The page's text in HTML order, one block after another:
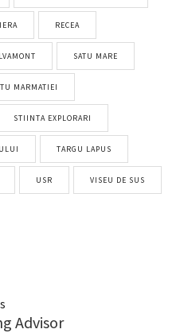
RECEA
SATU MARE
MARMATIEI
STIINTA EXPLORARI
TARGU LAPUS
USR VISEU DE SUS
Advisor